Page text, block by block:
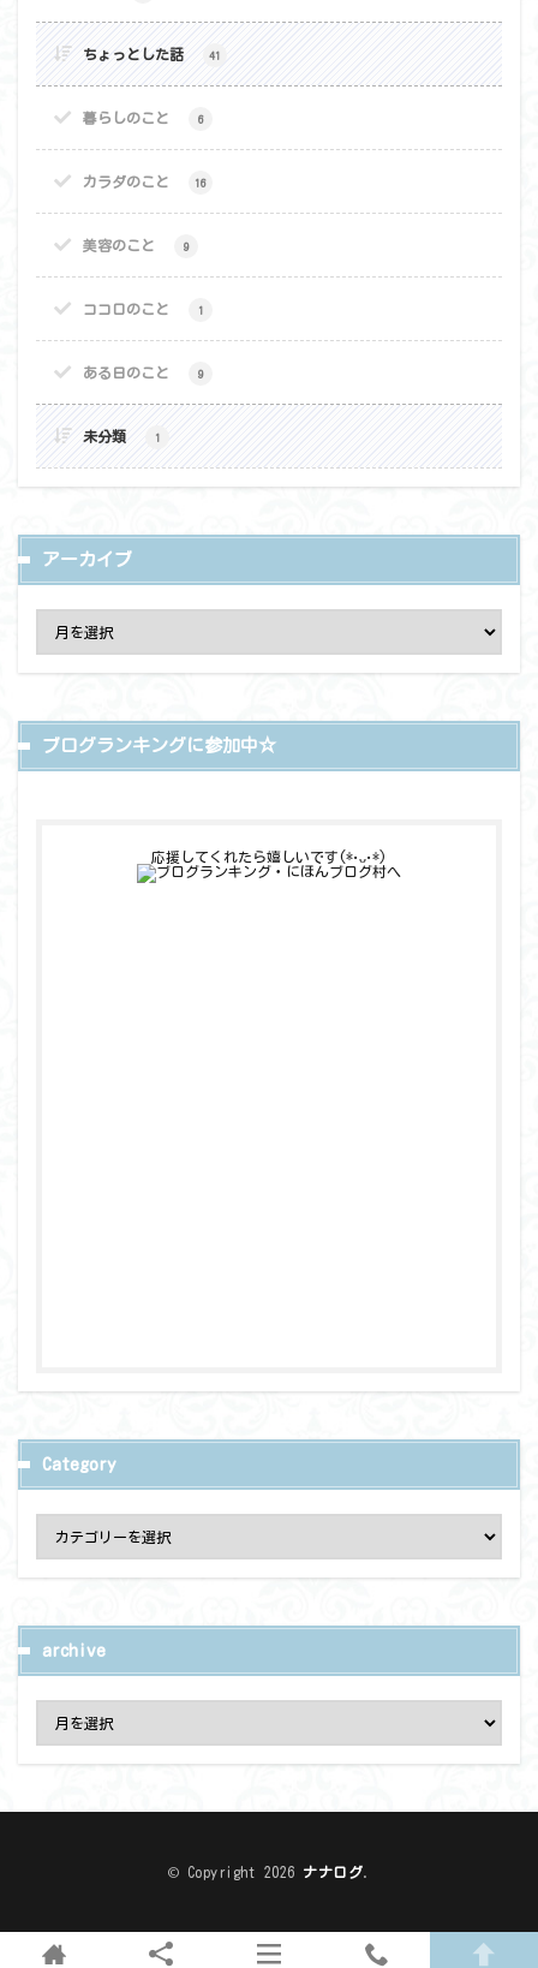
ちょっとした話 41
暮らしのこと 6
カラダのこと 16
美容のこと 9
ココロのこと 1
ある日のこと 9
未分類 1
アーカイブ
ブログランキングに参加中☆
応援してくれたら嬉しいです(*•ᴗ•*)
Category
archive
© Copyright 2026 ナナログ.